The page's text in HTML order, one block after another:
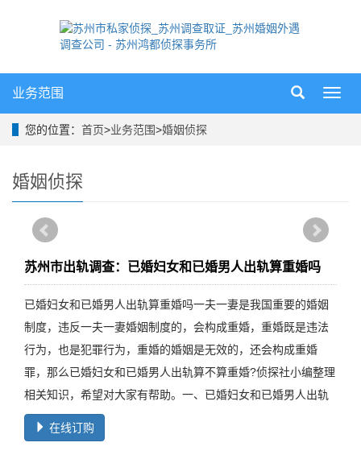
导
业务范围
您的位置： 首页>业务范围>婚姻侦探
婚姻侦探
苏州市出轨调查：已婚妇女和已婚男人出轨算重婚吗
已婚妇女和已婚男人出轨算重婚吗一夫一妻是我国重要的婚姻
制度，违反一夫一妻婚姻制度的，会构成重婚，重婚既是违法
行为，也是犯罪行为，重婚的婚姻是无效的，还会构成重婚
罪，那么已婚妇女和已婚男人出轨算不算重婚?侦探社小编整理
相关知识，希望对大家有帮助。一、已婚妇女和已婚男人出轨
在线订购